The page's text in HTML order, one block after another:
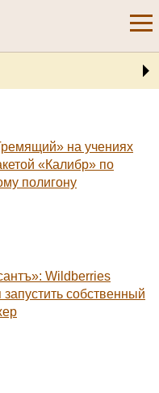
на учениях
«Калибр» по
полигону
Wildberries
запустить собственный